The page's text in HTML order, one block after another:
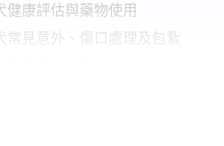
健康評估與藥物使用
常見意外、傷口處理及包紥